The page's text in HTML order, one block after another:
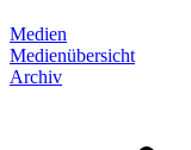
Medien
Medienübersicht
Archiv